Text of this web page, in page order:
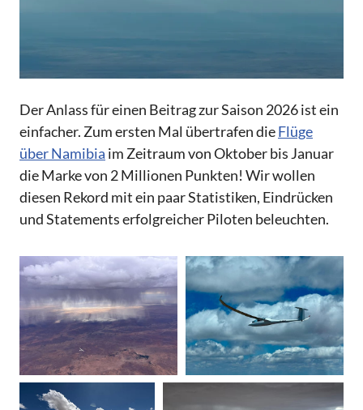
Der Anlass für einen Beitrag zur Saison 2026 ist ein
einfacher. Zum ersten Mal übertrafen dieFlüge
über Namibia im Zeitraum von Oktober bis Januar
die Marke von 2 Millionen Punkten! Wir wollen
diesen Rekord mit ein paar Statistiken, Eindrücken
und Statements erfolgreicher Piloten beleuchten.